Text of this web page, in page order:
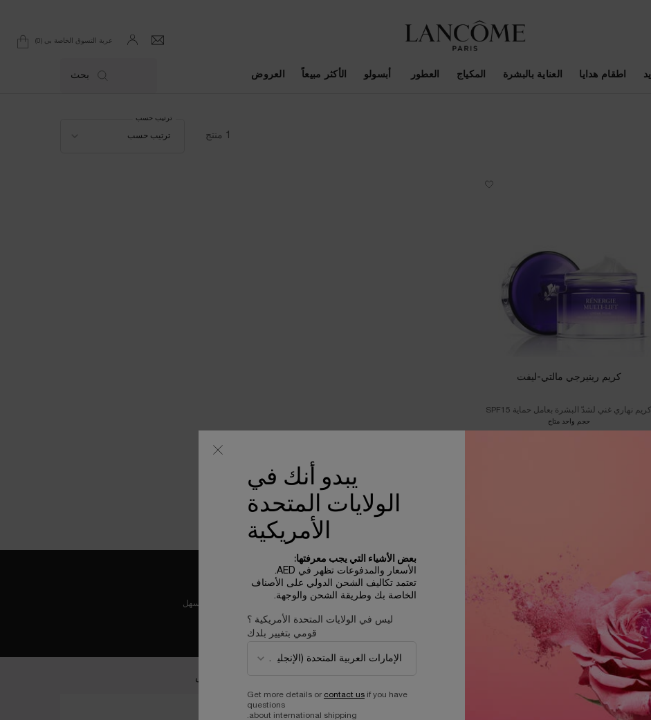
عربة التسوق الخاصة بي 0
0 product in cart
اطقام هدايا العناية بالبشرة المكياج العطور أبسولو الأكثر مبيعاً العروض بحث
ترتيب حسب
ترتيب حسب
كريم رينيرجي مالتي-ليفت
كريم نهاري غني لشدّ البشرة بعامل حماية SPF15
حجم واحد متاح
عيّنات مجانية مع كل طلبية عملية دفع ولا أسهل
برنامج الاستدامة​
العيش بمسئوليه
العناية بالبشرة​
انضمي إلى عالم لانكوم الخاص
أدخل بريدك الإلكتروني*
يبدو أنك في
الولايات المتحدة
الأمريكية
بعض الأشياء التي يجب معرفتها:
الأسعار والمدفوعات تظهر في AED.
تعتمد تكاليف الشحن الدولي على الأصناف
الخاصة بك وطريقة الشحن والوجهة.
ليس في الولايات المتحدة الأمريكية ؟
قومي بتغيير بلدك
Get more details or contact us if you have
questions
about international shipping.